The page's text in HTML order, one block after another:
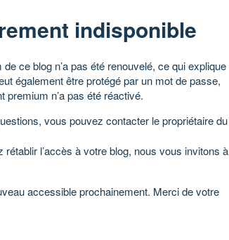
indisponible
ce blog n’a pas été renouvelé, ce qui explique
également être protégé par un mot de passe,
premium n’a pas été réactivé.
vous pouvez contacter le propriétaire du
rétablir l’accès à votre blog, nous vous invitons à
accessible prochainement. Merci de votre